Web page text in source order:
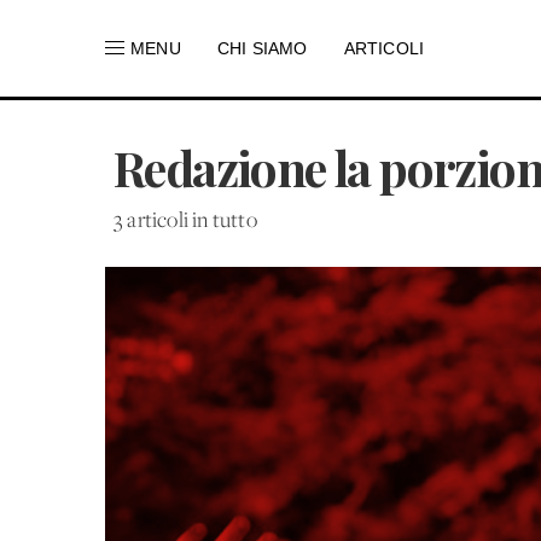
MENU CHI SIAMO ARTICOLI
Redazione la
3 articoli in tutto